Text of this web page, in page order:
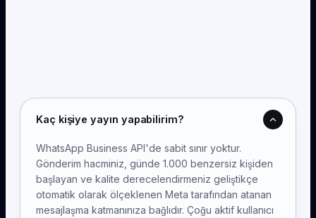
Kaç kişiye yayın yapabilirim?
WhatsApp Business API'de sabit sınır yoktur.
Gönderim hacminiz, günde 1.000 benzersiz kişiden
başlayan ve kalite derecelendirmeniz geliştikçe
otomatik olarak ölçeklenen Meta tarafından atanan
mesajlaşma katmanınıza bağlıdır. Çoğu aktif kullanıcı